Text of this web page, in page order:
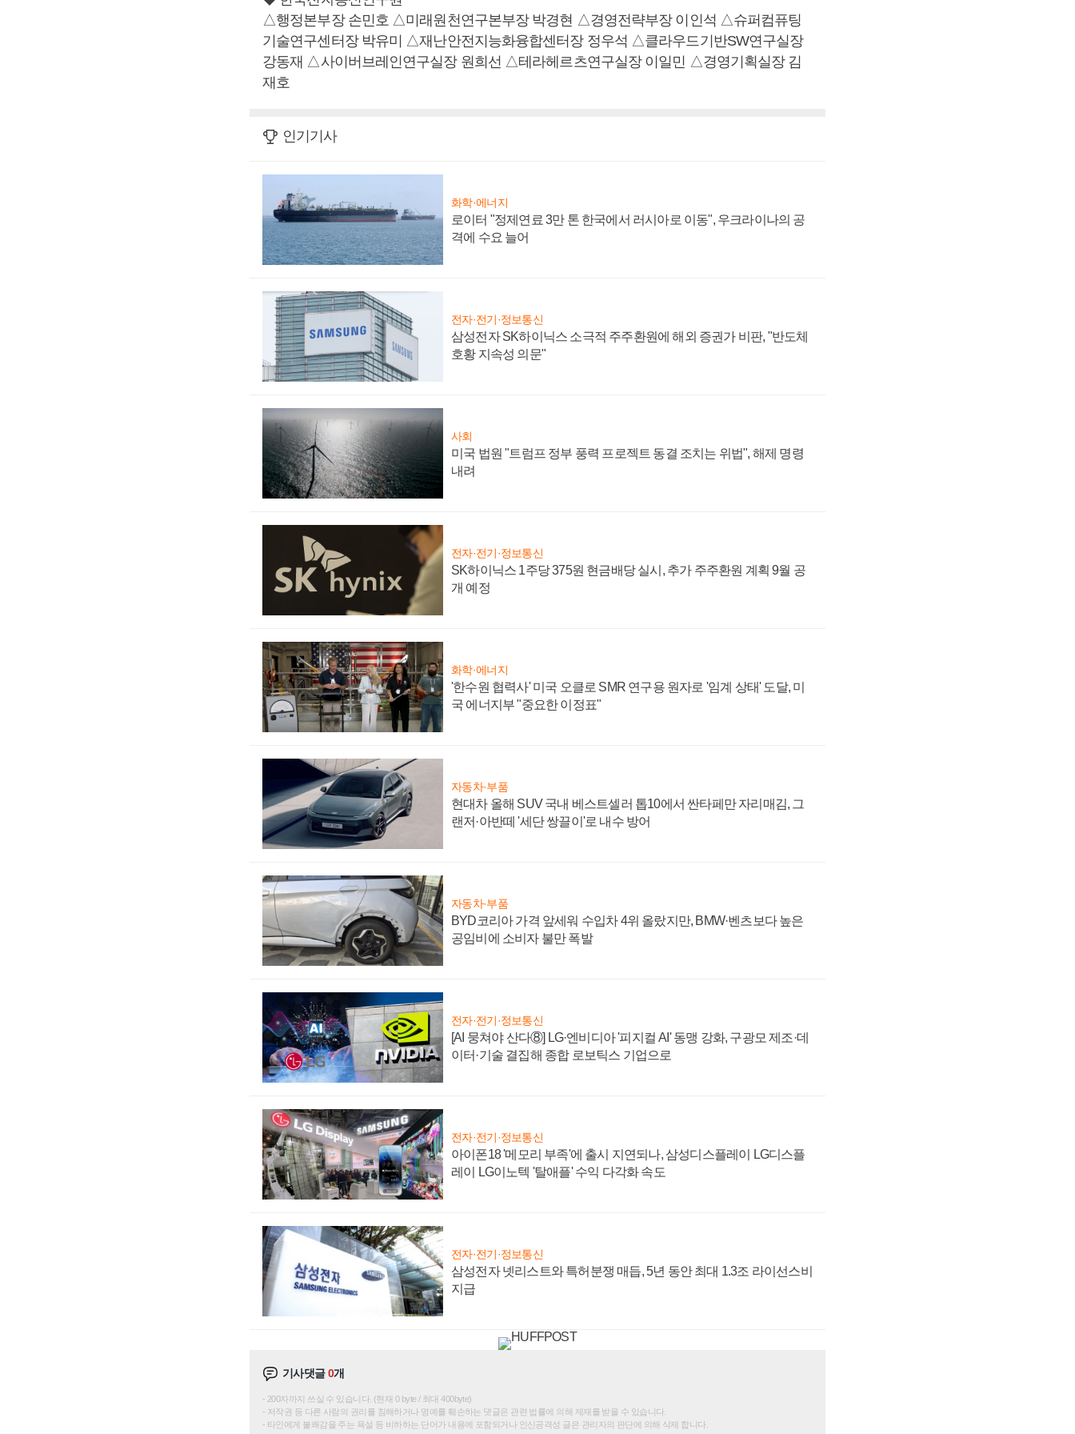
△행정본부장 손민호 △미래원천연구본부장 박경현 △경영전략부장 이인석 △슈퍼컴퓨팅
기술연구센터장 박유미 △재난안전지능화융합센터장 정우석 △클라우드기반SW연구실장
강동재 △사이버브레인연구실장 원희선 △테라헤르츠연구실장 이일민 △경영기획실장 김
재호
인기기사
화학·에너지
로이터 "정제연료 3만 톤 한국에서 러시아로 이동", 우크라이나의 공
격에 수요 늘어
전자·전기·정보통신
삼성전자 SK하이닉스 소극적 주주환원에 해외 증권가 비판, "반도체
호황 지속성 의문"
사회
미국 법원 "트럼프 정부 풍력 프로젝트 동결 조치는 위법", 해제 명령
내려
전자·전기·정보통신
SK하이닉스 1주당 375원 현금배당 실시, 추가 주주환원 계획 9월 공
개 예정
화학·에너지
'한수원 협력사' 미국 오클로 SMR 연구용 원자로 '임계 상태' 도달, 미
국 에너지부 "중요한 이정표"
자동차·부품
현대차 올해 SUV 국내 베스트셀러 톱10에서 싼타페만 자리매김, 그
랜저·아반떼 '세단 쌍끌이'로 내수 방어
자동차·부품
BYD코리아 가격 앞세워 수입차 4위 올랐지만, BMW·벤츠보다 높은
공임비에 소비자 불만 폭발
전자·전기·정보통신
[AI 뭉쳐야 산다⑧] LG·엔비디아 '피지컬 AI' 동맹 강화, 구광모 제조·데
이터·기술 결집해 종합 로보틱스 기업으로
전자·전기·정보통신
아이폰18 '메모리 부족'에 출시 지연되나, 삼성디스플레이 LG디스플
레이 LG이노텍 '탈애플' 수익 다각화 속도
전자·전기·정보통신
삼성전자 넷리스트와 특허분쟁 매듭, 5년 동안 최대 1.3조 라이선스비
지급
기사댓글0개
200자까지 쓰실 수 있습니다. (현재 0 byte / 최대 400byte)
저작권 등 다른 사람의 권리를 침해하거나 명예를 훼손하는 댓글은 관련 법률에 의해 제재를 받을 수 있습니다.
타인에게 불쾌감을 주는 욕설 등 비하하는 단어가 내용에 포함되거나 인신공격성 글은 관리자의 판단에 의해 삭제 합니다.